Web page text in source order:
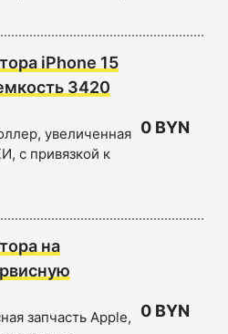
iPhone 15
3420
увеличенная
с привязкой к
0 BYN
на
запчасть Apple,
0 BYN